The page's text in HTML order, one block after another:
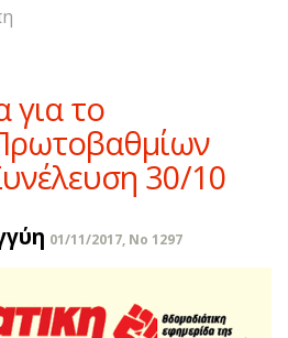
για το
30/10
01/11/2017, No 1297